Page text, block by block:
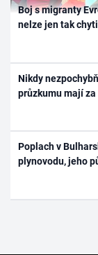
Boj s migranty
nelze jen tak
Nikdy
průzkumu mají
Poplach v
plynovodu, jeho